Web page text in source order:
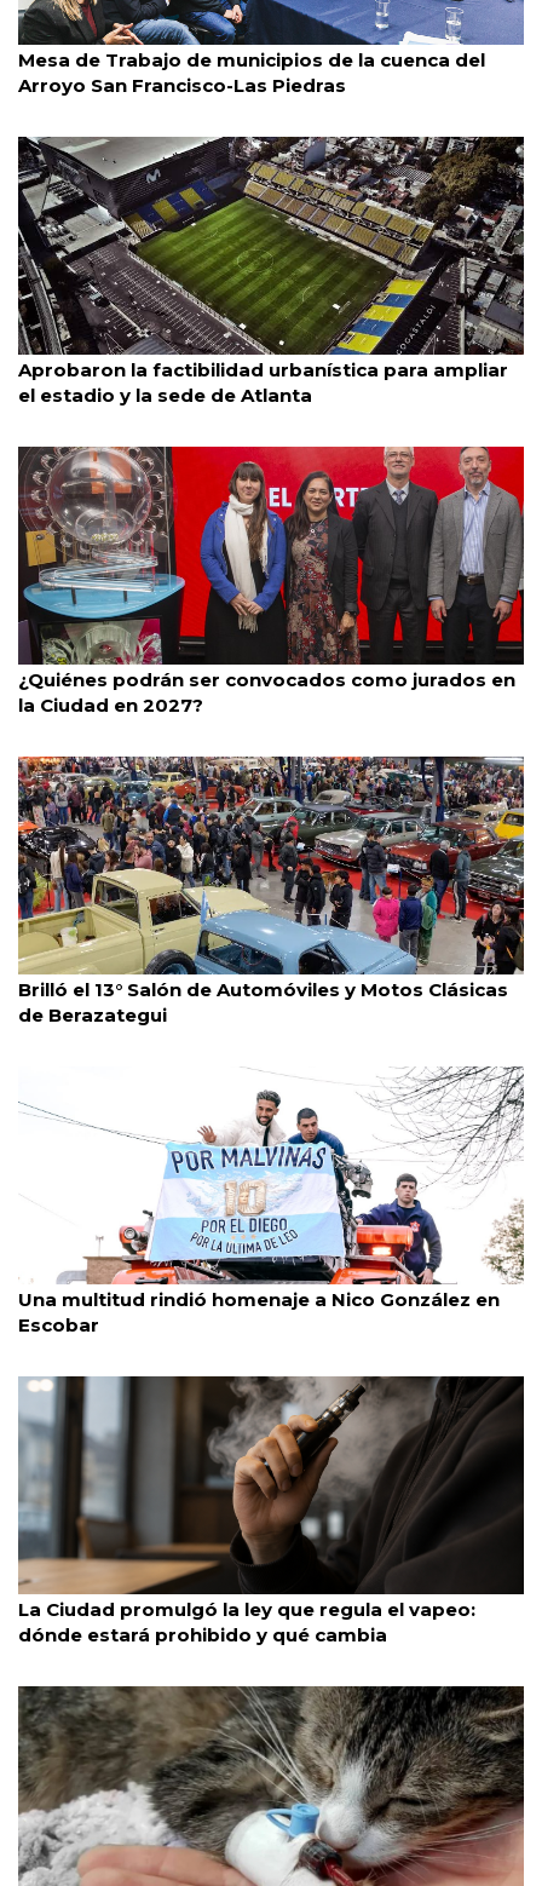
AMBA 29/7/2026
Mesa de Trabajo de municipios de la cuenca del
Arroyo San Francisco-Las Piedras
Villa Crespo 29/7/2026
Aprobaron la factibilidad urbanística para ampliar
el estadio y la sede de Atlanta
Consejo De La Magistratura
¿Quiénes podrán ser convocados como jurados en
la Ciudad en 2027?
Berazategui 28/7/2026
Brilló el 13° Salón de Automóviles y Motos Clásicas
de Berazategui
Escobar 28/7/2026
Una multitud rindió homenaje a Nico González en
Escobar
Caba
La Ciudad promulgó la ley que regula el vapeo:
dónde estará prohibido y qué cambia